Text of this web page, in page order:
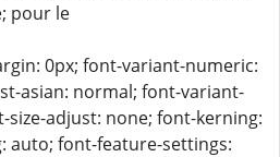
pour le
0px; font-variant-numeric:
asian: normal; font-variant-
adjust: none; font-kerning:
auto; font-feature-settings: